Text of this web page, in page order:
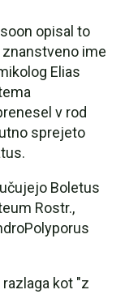
opisal to
ime
Elias
v rod
sprejeto
Boletus
Rostr.,
kot "z